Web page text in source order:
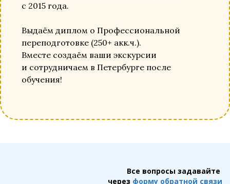
с 2015 года.
Выдаём диплом о Профессиональной
переподготовке (250+ акк.ч.).
Вместе создаём ваши экскурсии
и сотрудничаем в Петербурге после
обучения!
Все вопросы задавайте
через форму обратной связи